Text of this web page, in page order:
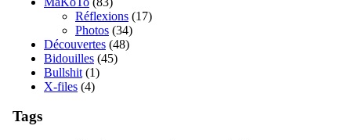
Réflexions (17)
Photos (34)
Découvertes (48)
Bidouilles (45)
Bullshit (1)
X-files (4)
Tags